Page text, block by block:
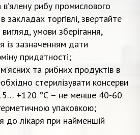
рибу промислового
закладах торгівлі, звертайте
вигляд, умови зберігання,
із зазначенням дати
придатності;
та рибних продуктів в
стерилізувати консерви
+120 °С – не менше 40-60
упаковкою;
до лікаря при найменшій